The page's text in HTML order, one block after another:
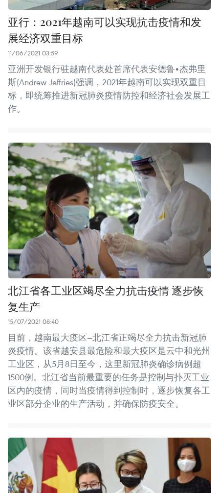
亚行：2021年越南可以实现抗击疫情和发
展经济双重目标
11/06/2021 03:59
亚洲开发银行驻越南代表处首席代表安德鲁•杰弗里
斯(Andrew Jeffries)强调，2021年越南可以实现双重目
标，即统筹推进新冠肺炎疫情防控和经济社会发展工
作。
北江省各工业区竭尽全力抗击疫情 逐步恢
复生产
15/07/2021 08:40
目前，越南最大疫区—北江省正竭尽全力抗击新冠肺
炎疫情。该省越安县最危险和最大疫区是云中和光州
工业区，从5月8日至今，这里新冠肺炎确诊病例超
1500例。北江省当前最重要的任务是控制与扑灭工业
区内的疫情，同时当疫情得到控制时，逐步恢复各工
业区部分企业的生产活动，并确保防疫安全。